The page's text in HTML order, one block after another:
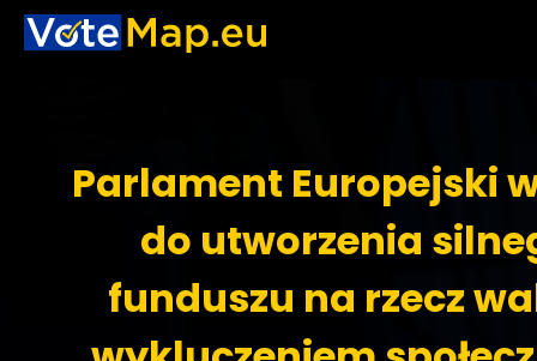
Parlament Europejski
do utworzenia
funduszu na rzecz